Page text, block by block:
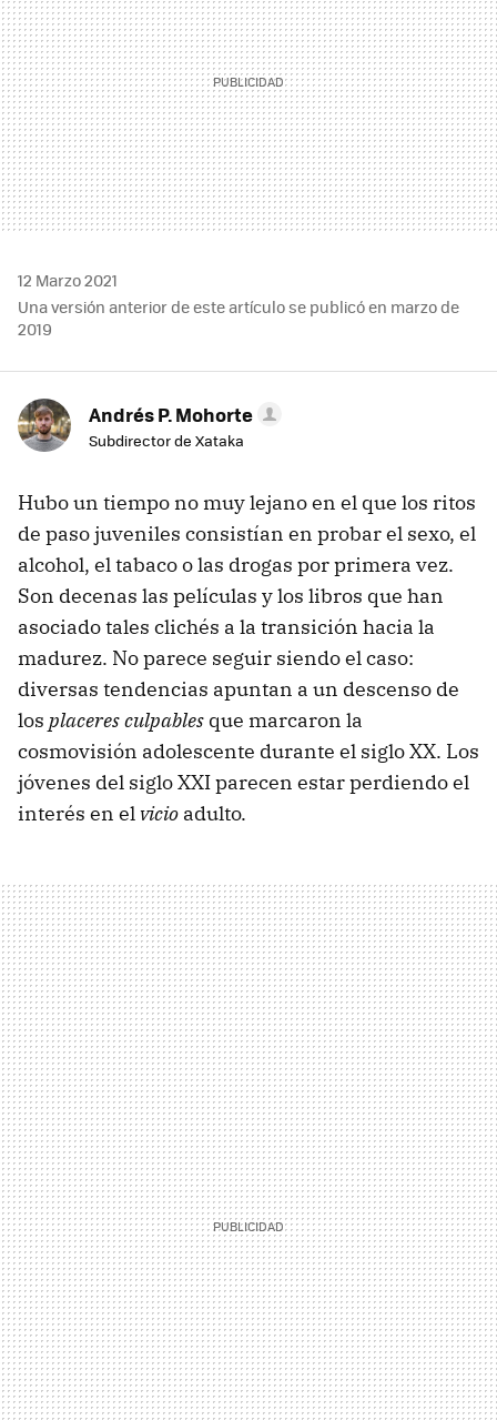
12 Marzo 2021
Una versión anterior de este artículo se publicó en marzo de
2019
Andrés P. Mohorte
Subdirector de Xataka
Hubo un tiempo no muy lejano en el que los ritos
de paso juveniles consistían en probar el sexo, el
alcohol, el tabaco o las drogas por primera vez.
Son decenas las películas y los libros que han
asociado tales clichés a la transición hacia la
madurez. No parece seguir siendo el caso:
diversas tendencias apuntan a un descenso de
los placeres culpables que marcaron la
cosmovisión adolescente durante el siglo XX. Los
jóvenes del siglo XXI parecen estar perdiendo el
interés en elvicio adulto.